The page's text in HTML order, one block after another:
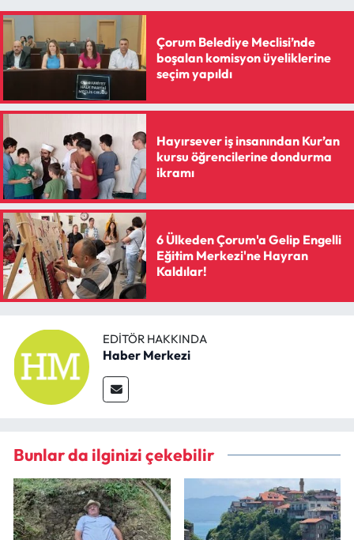
Çorum Belediye Meclisi’nde
boşalan komisyon üyeliklerine
seçim yapıldı
Hayırsever iş insanından Kur’an
kursu öğrencilerine dondurma
ikramı
6 Ülkeden Çorum'a Gelip Engelli
Eğitim Merkezi'ne Hayran
Kaldılar!
EDITÖR HAKKINDA
Haber Merkezi
Bunlar da ilginizi çekebilir
Yaşam
Yayla Haber
Yemek Tarifleri
Yerel Haberler